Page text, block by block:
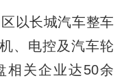
以长城汽车整车
、电控及汽车轮
相关企业达50余